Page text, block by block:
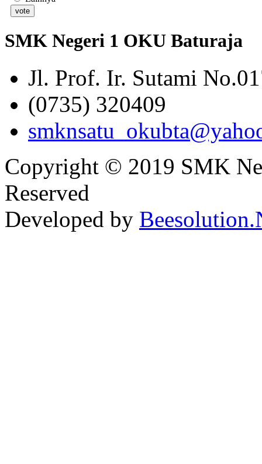
SMK Negeri 1 OKU Baturaja
Jl. Prof. Ir. Sutami
(0735) 320409
Copyright © 2019 SMK
Reserved
Developed by